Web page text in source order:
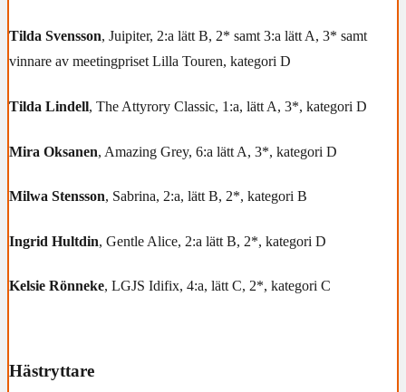
Tilda Svensson, Juipiter, 2:a lätt B, 2* samt 3:a lätt A, 3* samt
vinnare av meetingpriset Lilla Touren, kategori D
Tilda Lindell, The Attyrory Classic, 1:a, lätt A, 3*, kategori D
Mira Oksanen, Amazing Grey, 6:a lätt A, 3*, kategori D
Milwa Stensson, Sabrina, 2:a, lätt B, 2*, kategori B
Ingrid Hultdin, Gentle Alice, 2:a lätt B, 2*, kategori D
Kelsie Rönneke, LGJS Idifix, 4:a, lätt C, 2*, kategori C
Hästryttare